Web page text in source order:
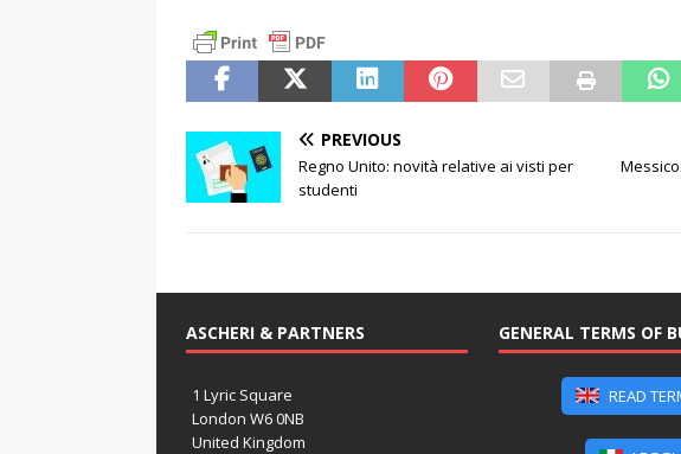
PREVIOUS
Regno Unito: novità relative ai visti per
studenti
ASCHERI & PARTNERS
1 Lyric Square
London W6 0NB
United Kingdom
GENERAL TERMS OF
READ